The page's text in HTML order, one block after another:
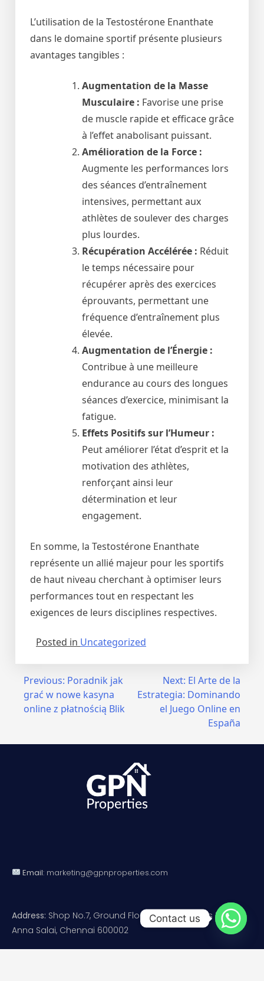
L’utilisation de la Testostérone Enanthate
dans le domaine sportif présente plusieurs
avantages tangibles :
Augmentation de la Masse
Musculaire : Favorise une prise
de muscle rapide et efficace grâce
à l’effet anabolisant puissant.
Amélioration de la Force :
Augmente les performances lors
des séances d’entraînement
intensives, permettant aux
athlètes de soulever des charges
plus lourdes.
Récupération Accélérée : Réduit
le temps nécessaire pour
récupérer après des exercices
éprouvants, permettant une
fréquence d’entraînement plus
élevée.
Augmentation de l’Énergie :
Contribue à une meilleure
endurance au cours des longues
séances d’exercice, minimisant la
fatigue.
Effets Positifs sur l’Humeur :
Peut améliorer l’état d’esprit et la
motivation des athlètes,
renforçant ainsi leur
détermination et leur
engagement.
En somme, la Testostérone Enanthate
représente un allié majeur pour les sportifs
de haut niveau cherchant à optimiser leurs
performances tout en respectant les
exigences de leurs disciplines respectives.
Posted in Uncategorized
Previous: Poradnik jak
grać w nowe kasyna
online z płatnością Blik
Next: El Arte de la
Estrategia: Dominando
el Juego Online en
España
Email: marketing@gpnproperties.com
Address: Shop No.7, Ground Floor, Rayala Towers II,
Anna Salai, Chennai 600002
Contact us